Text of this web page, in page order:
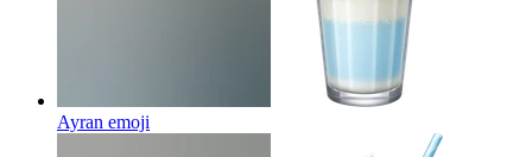
Ayran emoji